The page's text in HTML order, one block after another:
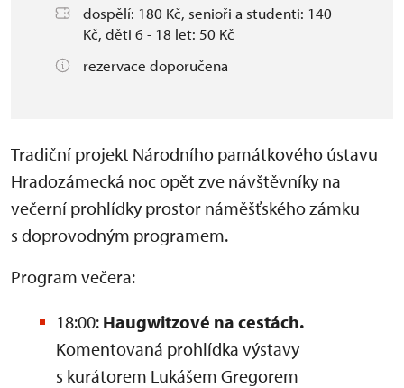
dospělí: 180 Kč, senioři a studenti: 140
Kč, děti 6 - 18 let: 50 Kč
rezervace doporučena
Tradiční projekt Národního památkového ústavu
Hradozámecká noc opět zve návštěvníky na
večerní prohlídky prostor náměšťského zámku
s doprovodným programem.
Program večera:
18:00: Haugwitzové na cestách.
Komentovaná prohlídka výstavy
s kurátorem Lukášem Gregorem